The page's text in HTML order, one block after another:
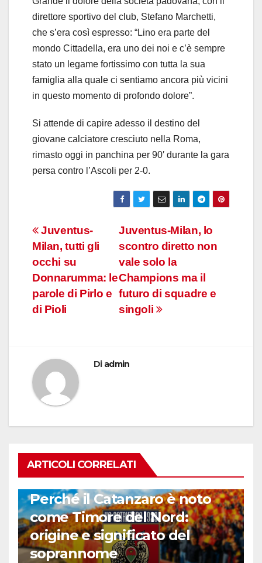
direttore sportivo del club, Stefano Marchetti,
che s’era così espresso: “Lino era parte del
mondo Cittadella, era uno dei noi e c’è sempre
stato un legame fortissimo con tutta la sua
famiglia alla quale ci sentiamo ancora più vicini
in questo momento di profondo dolore”.
Si attende di capire adesso il destino del
giovane calciatore cresciuto nella Roma,
rimasto oggi in panchina per 90′ durante la gara
persa contro l’Ascoli per 2-0.
Navigazione
articoli
Juventus-Milan, lo
scontro diretto non
vale solo la
Champions ma il
futuro di squadre e
singoli
Juventus-
Milan, tutti gli
occhi su
Donnarumma: le
parole di Pirlo e
di Pioli
Di admin
ARTICOLI CORRELATI
Perché il Catanzaro è noto
come Timore del Nord:
origine e significato del
soprannome